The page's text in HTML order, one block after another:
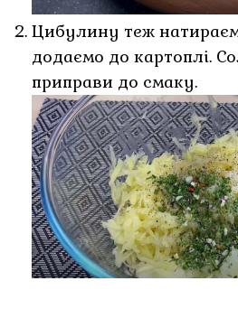
Цибулину теж
додаємо до картоплі.
приправи до смаку.